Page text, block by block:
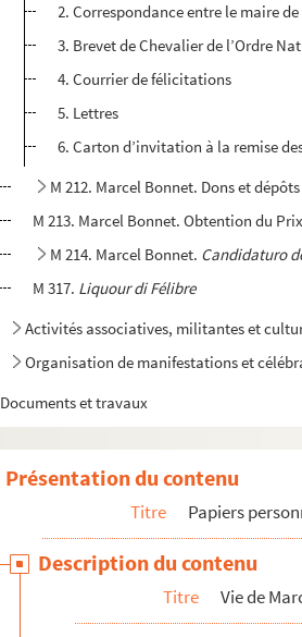
2. Correspondance entre le maire
3. Brevet de Chevalier de l’Ordre
4. Courrier de félicitations
5. Lettres
6. Carton d’invitation à la remise
M 212. Marcel Bonnet. Dons et
M 213. Marcel Bonnet. Obtention du
M 214. Marcel Bonnet. Candidaturo
M 317. Liquour di Félibre
Activités associatives, militantes et
Organisation de manifestations et
Documents et travaux
Présentation du contenu
Titre Papiers
Description du contenu
Titre Vie de